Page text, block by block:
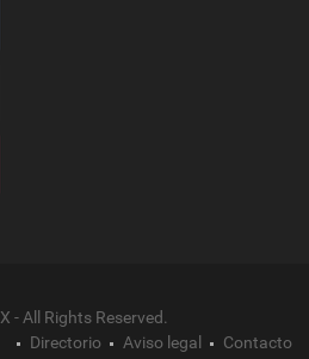
- All Rights Reserved.
Directorio
Aviso legal Contacto